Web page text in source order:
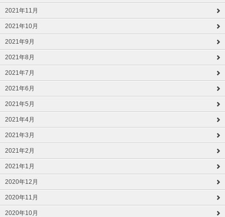
2021年11月
2021年10月
2021年9月
2021年8月
2021年7月
2021年6月
2021年5月
2021年4月
2021年3月
2021年2月
2021年1月
2020年12月
2020年11月
2020年10月